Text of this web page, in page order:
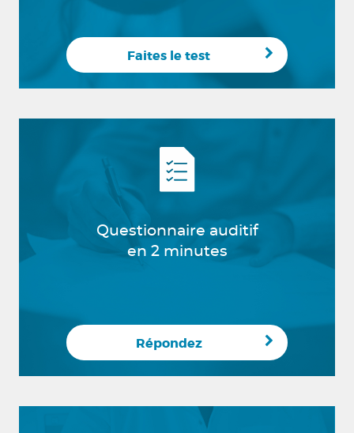
Faites le test
Questionnaire auditif
en 2 minutes
Répondez